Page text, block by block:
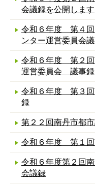
会議録を公開します
令和６年度 第４
ンター運営委員会
令和６年度 第２回
運営委員会 議事録
令和６年度 第３回
録
第２２回南丹市都
令和６年度 第１回
令和６年度第２回
会議録